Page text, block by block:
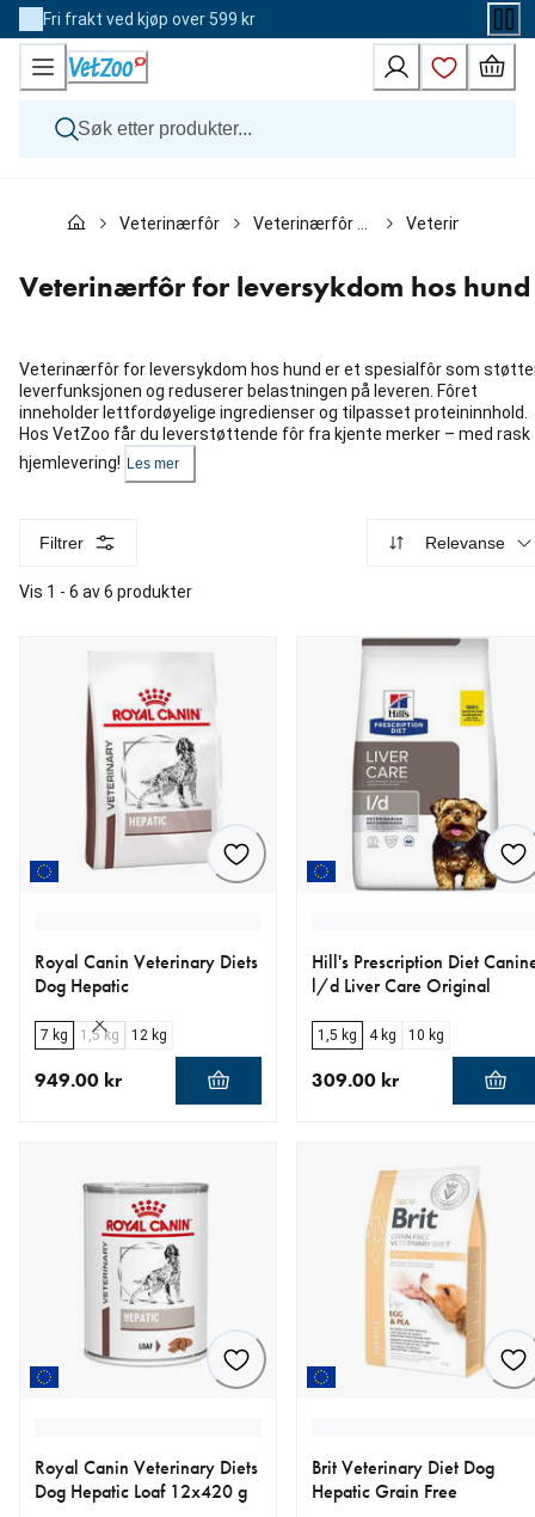
Skip
to
Content
Fri frakt ved kjøp over 599 kr
Katt
Andre dyr
Merker
Veterinærfôr Veterinærfôr for
Veterinærfôr for leversykdom hos hund
Veterinærfôr for leversykdom hos hund er et spesialfôr som
leverfunksjonen og reduserer belastningen på leveren. Fôret
inneholder lettfordøyelige ingredienser og tilpasset proteininnhold.
Hos VetZoo får du leverstøttende fôr fra kjente merker – med rask
hjemlevering! Les mer
Filtrer Relevanse
Vis 1 - 6 av 6 produkter
Royal Canin Veterinary Diets
Dog Hepatic
7 kg 1,5 kg 12 kg
949.00 kr
Hill's Prescription Diet
l/d Liver Care Original
1,5 kg 4 kg 10 kg
309.00 kr
Royal Canin Veterinary Diets
Dog Hepatic Loaf 12x420 g
Brit Veterinary Diet Dog
Hepatic Grain Free